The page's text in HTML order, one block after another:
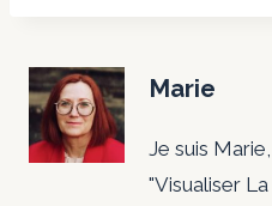
Marie
Je suis
"Visualiser